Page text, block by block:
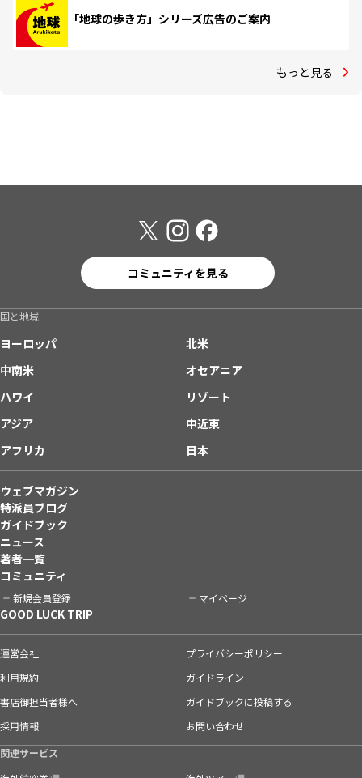
「地球の歩き方」シリーズ広告のご案内
もっと見る
コミュニティを見る
国と地域
ヨーロッパ
北米
中南米
オセアニア
ハワイ
リゾート
アジア
中近東
アフリカ
日本
ウェブマガジン
特派員ブログ
ガイドブック
ニュース
著者一覧
コミュニティ
新規会員登録 マイページ
GOOD LUCK TRIP
運営会社
プライバシーポリシー
利用規約
ガイドライン
書店御担当者様へ
ガイドブックに投稿する
採用情報
お問い合わせ
関連サービス